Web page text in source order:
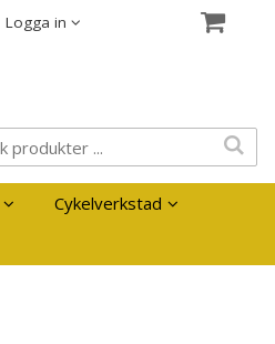
Logga in
Cykelverkstad